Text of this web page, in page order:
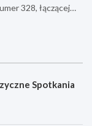
328, łączącej…
Spotkania